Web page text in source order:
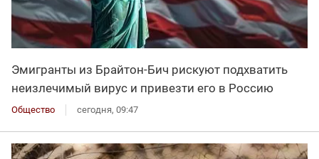
Эмигранты из Брайтон-Бич рискуют подхватить
неизлечимый вирус и привезти его в Россию
Общество сегодня, 09:47